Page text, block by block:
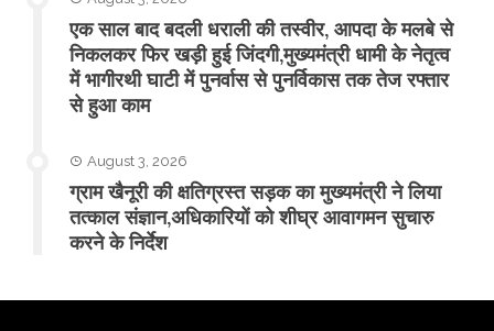
एक साल बाद बदली धराली की तस्वीर, आपदा के मलबे से
निकलकर फिर खड़ी हुई जिंदगी,मुख्यमंत्री धामी के नेतृत्व
में भागीरथी घाटी में पुनर्वास से पुनर्विकास तक तेज रफ्तार
से हुआ काम
August 3, 2026
ग्राम खैनूरी की क्षतिग्रस्त सड़क का मुख्यमंत्री ने लिया
तत्काल संज्ञान,अधिकारियों को शीघ्र आवागमन सुचारु
करने के निर्देश